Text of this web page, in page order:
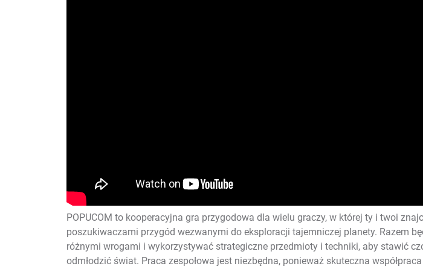
POPUCOM to kooperacyjna gra przygodowa dla wielu graczy, w której ty i twoi
poszukiwaczami przygód wezwanymi do eksploracji tajemniczej planety. Razem
różnymi wrogami i wykorzystywać strategiczne przedmioty i techniki, aby stawić
odmłodzić świat. Praca zespołowa jest niezbędna, ponieważ skuteczna